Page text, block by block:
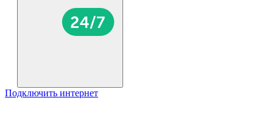
Подключить интернет